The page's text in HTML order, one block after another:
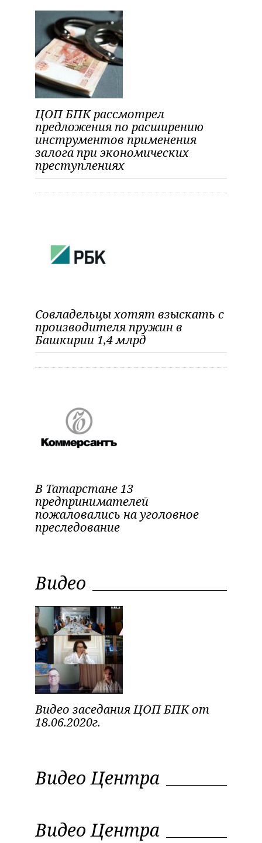
ЦОП БПК рассмотрел
предложения по расширению
инструментов применения
залога при экономических
преступлениях
Совладельцы хотят взыскать с
производителя пружин в
Башкирии 1,4 млрд
В Татарстане 13
предпринимателей
пожаловались на уголовное
преследование
Видео
Видео заседания ЦОП БПК от
18.06.2020г.
Видео Центра
Видео Центра